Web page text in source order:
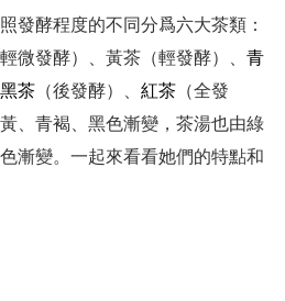
發酵程度的不同分爲六大茶類：
輕微發酵）、黃茶（輕發酵）、青
黑茶 （後發酵）、紅茶 （全發
、青褐、黑色漸變，茶湯也由綠
漸變。一起來看看她們的特點和